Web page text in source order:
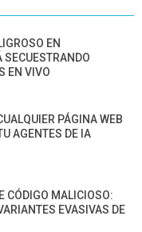
EN
SECUESTRANDO
EN VIVO
PÁGINA WEB
AGENTES DE IA
CÓDIGO MALICIOSO:
EVASIVAS DE